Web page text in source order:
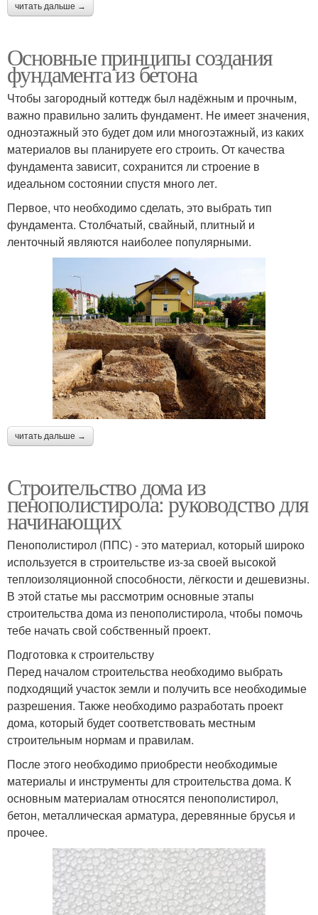
читать дальше →
Основные принципы создания
фундамента из бетона
Чтобы загородный коттедж был надёжным и прочным,
важно правильно залить фундамент. Не имеет значения,
одноэтажный это будет дом или многоэтажный, из каких
материалов вы планируете его строить. От качества
фундамента зависит, сохранится ли строение в
идеальном состоянии спустя много лет.
Первое, что необходимо сделать, это выбрать тип
фундамента. Столбчатый, свайный, плитный и
ленточный являются наиболее популярными.
читать дальше →
Строительство дома из
пенополистирола: руководство для
начинающих
Пенополистирол (ППС) - это материал, который широко
используется в строительстве из-за своей высокой
теплоизоляционной способности, лёгкости и дешевизны.
В этой статье мы рассмотрим основные этапы
строительства дома из пенополистирола, чтобы помочь
тебе начать свой собственный проект.
Подготовка к строительству
Перед началом строительства необходимо выбрать
подходящий участок земли и получить все необходимые
разрешения. Также необходимо разработать проект
дома, который будет соответствовать местным
строительным нормам и правилам.
После этого необходимо приобрести необходимые
материалы и инструменты для строительства дома. К
основным материалам относятся пенополистирол,
бетон, металлическая арматура, деревянные брусья и
прочее.